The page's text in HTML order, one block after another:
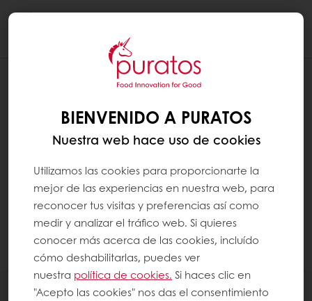
PROMOCIONES EXCLUSIVAS?
Haga clic en "Inicio MyPuratos" para acceder
al panel de control de MyPuratos. En el menú
de la izquierda, haga clic en "Mis
Promociones". Allí podrá ver todas sus
promociones exclusivas.
BIENVENIDO A PURATOS
Nuestra web hace uso de cookies
Utilizamos las cookies para proporcionarte la
mejor de las experiencias en nuestra web, para
reconocer tus visitas y preferencias así como
medir y analizar el tráfico web. Si quieres
conocer más acerca de las cookies, incluído
cómo deshabilitarlas, puedes ver
nuestra política de cookies. Si haces clic en
"Acepto las cookies" nos das el consentimiento
Productos